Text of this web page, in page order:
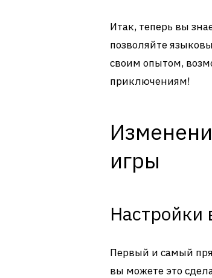
Итак, теперь вы
позволяйте
своим опытом,
приключениям!
игры
Настройки
Первый и самый
вы можете это